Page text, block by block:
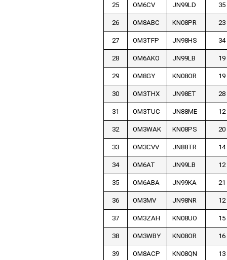
25 OM6CV JN99LD 35
26 OM8ABC KN08PR 23
27 OM3TFP JN98HS 34
28 OM6AKO JN99LB 19
29 OM8GY KN08OR 19
30 OM3THX JN98ET 28
31 OM3TUC JN88ME 12
32 OM3WAK KN08PS 20
33 OM3CVV JN88TR 14
34 OM6AT JN99LB 12
35 OM6ABA JN99KA 21
36 OM3MV JN98NR 12
37 OM3ZAH KN08UO 15
38 OM3WBY KN08OR 16
39 OM8ACP KN08QN 13